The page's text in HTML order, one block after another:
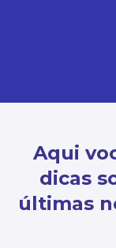
Aqui
dicas
últimas